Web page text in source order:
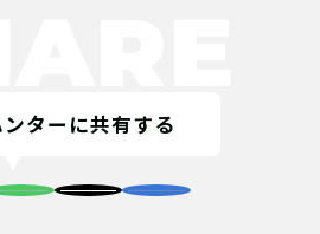
ターに共有する